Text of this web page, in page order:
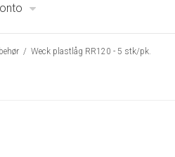
/ Weck plastlåg RR120 - 5 stk/pk.